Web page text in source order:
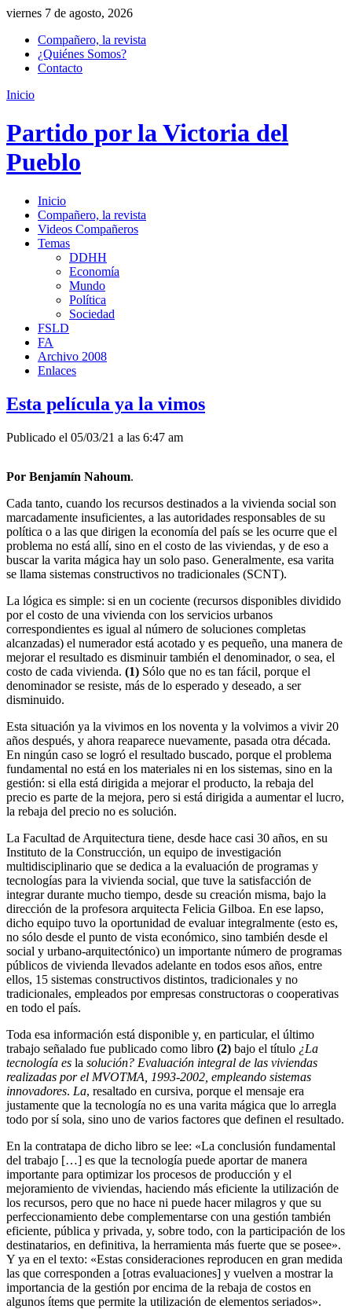
viernes 7 de agosto, 2026
Compañero, la revista
¿Quiénes Somos?
Contacto
Inicio
Partido por la Victoria del
Pueblo
Inicio
Compañero, la revista
Videos Compañeros
Temas
DDHH
Economía
Mundo
Política
Sociedad
FSLD
FA
Archivo 2008
Enlaces
Esta película ya la vimos
Publicado el 05/03/21 a las 6:47 am
Por Benjamín Nahoum.
Cada tanto, cuando los recursos destinados a la vivienda social son
marcadamente insuficientes, a las autoridades responsables de su
política o a las que dirigen la economía del país se les ocurre que el
problema no está allí, sino en el costo de las viviendas, y de eso a
buscar la varita mágica hay un solo paso. Generalmente, esa varita
se llama sistemas constructivos no tradicionales (SCNT).
La lógica es simple: si en un cociente (recursos disponibles dividido
por el costo de una vivienda con los servicios urbanos
correspondientes es igual al número de soluciones completas
alcanzadas) el numerador está acotado y es pequeño, una manera de
mejorar el resultado es disminuir también el denominador, o sea, el
costo de cada vivienda. (1) Sólo que no es tan fácil, porque el
denominador se resiste, más de lo esperado y deseado, a ser
disminuido.
Esta situación ya la vivimos en los noventa y la volvimos a vivir 20
años después, y ahora reaparece nuevamente, pasada otra década.
En ningún caso se logró el resultado buscado, porque el problema
fundamental no está en los materiales ni en los sistemas, sino en la
gestión: si ella está dirigida a mejorar el producto, la rebaja del
precio es parte de la mejora, pero si está dirigida a aumentar el lucro,
la rebaja del precio no es solución.
La Facultad de Arquitectura tiene, desde hace casi 30 años, en su
Instituto de la Construcción, un equipo de investigación
multidisciplinario que se dedica a la evaluación de programas y
tecnologías para la vivienda social, que tuve la satisfacción de
integrar durante mucho tiempo, desde su creación misma, bajo la
dirección de la profesora arquitecta Felicia Gilboa. En ese lapso,
dicho equipo tuvo la oportunidad de evaluar integralmente (esto es,
no sólo desde el punto de vista económico, sino también desde el
social y urbano-arquitectónico) un importante número de programas
públicos de vivienda llevados adelante en todos esos años, entre
ellos, 15 sistemas constructivos distintos, tradicionales y no
tradicionales, empleados por empresas constructoras o cooperativas
en todo el país.
Toda esa información está disponible y, en particular, el último
trabajo señalado fue publicado como libro (2) bajo el título ¿La
tecnología es la solución? Evaluación integral de las viviendas
realizadas por el MVOTMA, 1993-2002, empleando sistemas
innovadores. La, resaltado en cursiva, porque el mensaje era
justamente que la tecnología no es una varita mágica que lo arregla
todo por sí sola, sino uno de varios factores que definen el resultado.
En la contratapa de dicho libro se lee: «La conclusión fundamental
del trabajo […] es que la tecnología puede aportar de manera
importante para optimizar los procesos de producción y el
mejoramiento de viviendas, haciendo más eficiente la utilización de
los recursos, pero que no hace ni puede hacer milagros y que su
perfeccionamiento debe complementarse con una gestión también
eficiente, pública y privada, y, sobre todo, con la participación de los
destinatarios, en definitiva, la herramienta más fuerte que se posee».
Y ya en el texto: «Estas consideraciones reproducen en gran medida
las que corresponden a [otras evaluaciones] y vuelven a mostrar la
importancia de la gestión por encima de la rebaja de costos en
algunos ítems que permite la utilización de elementos seriados».